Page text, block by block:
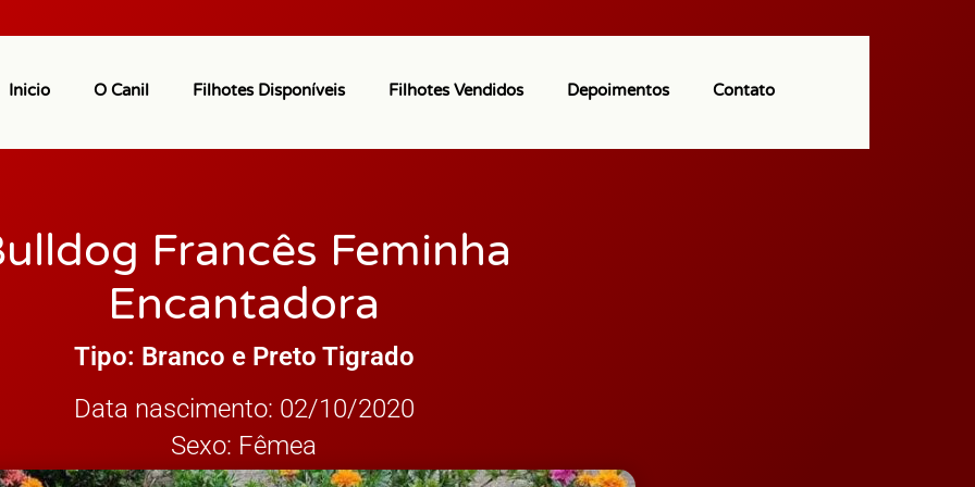
Inicio O Canil Filhotes Disponíveis Filhotes Vendidos Depoimentos Contato
Francês Feminha
Encantadora
Tipo: Branco e Preto Tigrado
Data nascimento: 02/10/2020
Sexo: Fêmea